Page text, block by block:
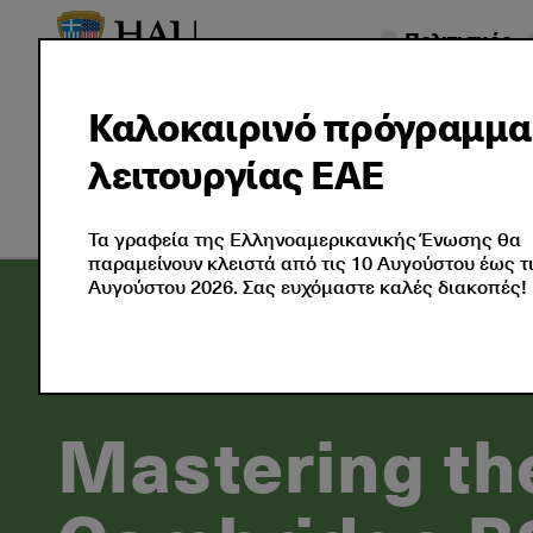
Πολιτισμός
Σχετικά
Εμάς
Πιστοποιήσεις
Ξένης
Γλώσσας
Mastering
Καλοκαιρινό πρόγραμμα
λειτουργίας ΕΑΕ
Τα γραφεία της Ελληνοαμερικανικής Ένωσης θα
παραμείνουν κλειστά από τις 10 Αυγούστου έως
Αυγούστου 2026. Σας ευχόμαστε καλές διακοπές!